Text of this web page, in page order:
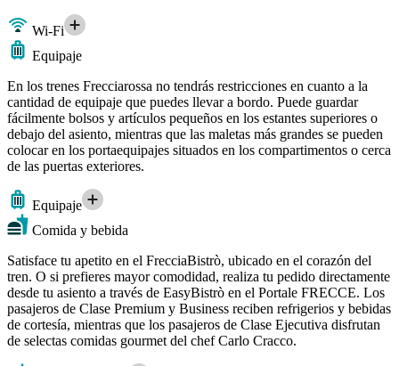
Wi-Fi
Equipaje
En los trenes Frecciarossa no tendrás restricciones en cuanto a la
cantidad de equipaje que puedes llevar a bordo. Puede guardar
fácilmente bolsos y artículos pequeños en los estantes superiores o
debajo del asiento, mientras que las maletas más grandes se pueden
colocar en los portaequipajes situados en los compartimentos o cerca
de las puertas exteriores.
Equipaje
Comida y bebida
Satisface tu apetito en el FrecciaBistrò, ubicado en el corazón del
tren. O si prefieres mayor comodidad, realiza tu pedido directamente
desde tu asiento a través de EasyBistrò en el Portale FRECCE. Los
pasajeros de Clase Premium y Business reciben refrigerios y bebidas
de cortesía, mientras que los pasajeros de Clase Ejecutiva disfrutan
de selectas comidas gourmet del chef Carlo Cracco.